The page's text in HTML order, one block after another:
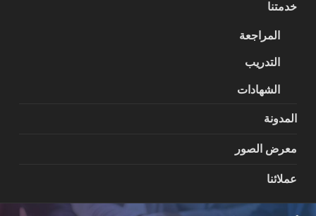
خدمتنا
المراجعة
التدريب
الشهادات
المدونة
معرض الصور
عملائنا